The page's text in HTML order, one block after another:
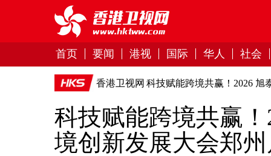
首页 要闻 港视 国际 华人 社会
香港卫视网 科技赋能跨境共赢！2026 旭
科技赋能跨境共赢
境创新发展大会郑